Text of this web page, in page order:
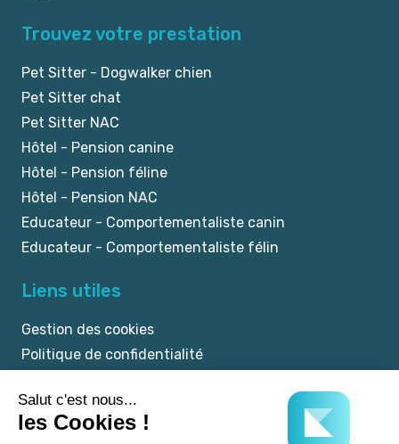
Trouvez votre prestation
Pet Sitter - Dogwalker chien
Pet Sitter chat
Pet Sitter NAC
Hôtel - Pension canine
Hôtel - Pension féline
Hôtel - Pension NAC
Educateur - Comportementaliste canin
Educateur - Comportementaliste félin
Liens utiles
Gestion des cookies
Politique de confidentialité
CGU